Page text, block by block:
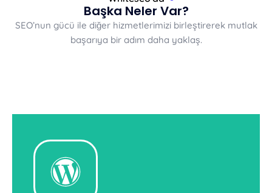
Başka Neler Var?
SEO’nun gücü ile diğer hizmetlerimizi birleştirerek mutlak
başarıya bir adım daha yaklaş.